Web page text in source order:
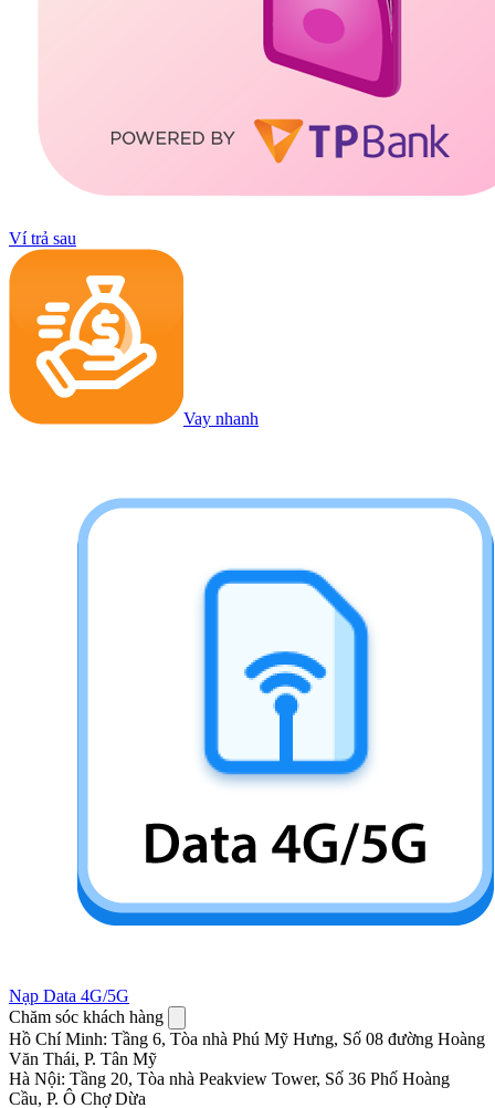
Ví trả sau
Vay nhanh
Nạp Data 4G/5G
Chăm sóc khách hàng
Hồ Chí Minh: Tầng 6, Tòa nhà Phú Mỹ Hưng, Số 08 đường Hoàng
Văn Thái, P. Tân Mỹ
Hà Nội: Tầng 20, Tòa nhà Peakview Tower, Số 36 Phố Hoàng
Cầu, P. Ô Chợ Dừa